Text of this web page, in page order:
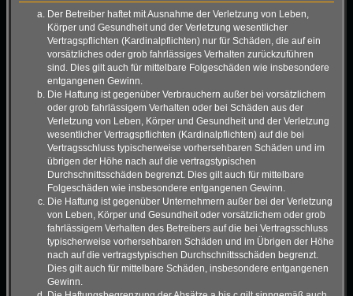
Der Betreiber haftet mit Ausnahme der Verletzung von Leben,
Körper und Gesundheit und der Verletzung wesentlicher
Vertragspflichten (Kardinalpflichten) nur für Schäden, die auf ein
vorsätzliches oder grob fahrlässiges Verhalten zurückzuführen
sind. Dies gilt auch für mittelbare Folgeschäden wie insbesondere
entgangenen Gewinn.
Die Haftung ist gegenüber Verbrauchern außer bei vorsätzlichem
oder grob fahrlässigem Verhalten oder bei Schäden aus der
Verletzung von Leben, Körper und Gesundheit und der Verletzung
wesentlicher Vertragspflichten (Kardinalpflichten) auf die bei
Vertragsschluss typischerweise vorhersehbaren Schäden und im
übrigen der Höhe nach auf die vertragstypischen
Durchschnittsschäden begrenzt. Dies gilt auch für mittelbare
Folgeschäden wie insbesondere entgangenen Gewinn.
Die Haftung ist gegenüber Unternehmern außer bei der Verletzung
von Leben, Körper und Gesundheit oder vorsätzlichem oder grob
fahrlässigem Verhalten des Betreibers auf die bei Vertragsschluss
typischerweise vorhersehbaren Schäden und im Übrigen der Höhe
nach auf die vertragstypischen Durchschnittsschäden begrenzt.
Dies gilt auch für mittelbare Schäden, insbesondere entgangenen
Gewinn.